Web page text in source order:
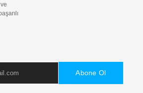
Abone Ol